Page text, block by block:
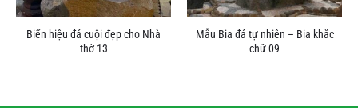
Biển hiệu đá cuội đẹp cho Nhà
thờ 13
Mẫu Bia đá tự nhiên – Bia khắc
chữ 09